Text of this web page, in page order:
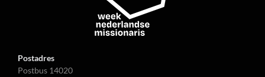
Postadres
Postbus 14020